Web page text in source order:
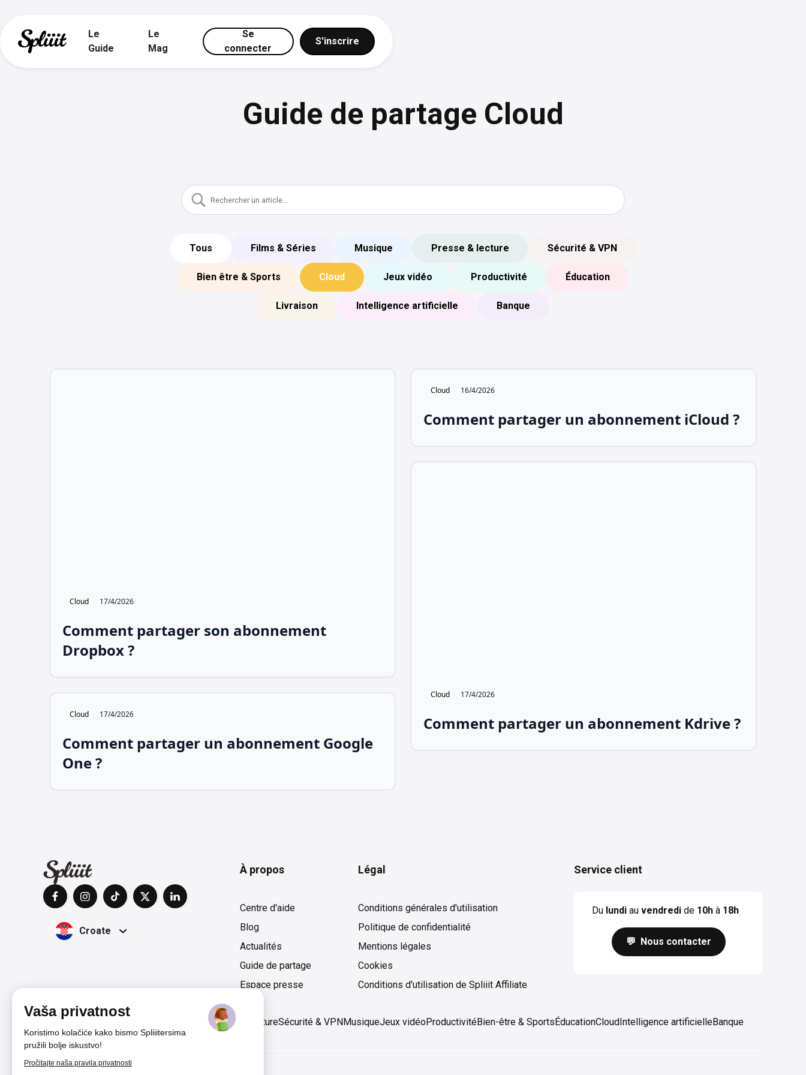
Vaša privatnost
Koristimo kolačiće kako bismo Spliiitersima
pružili bolje iskustvo!
Pročitajte naša pravila privatnosti
Le
Guide
Le
Mag
Se
connecter
S'inscrire
Guide de partage Cloud
Tous Films & Séries Musique Presse & lecture Sécurité & VPN
Bien être & Sports Cloud Jeux vidéo Productivité Éducation
Livraison Intelligence artificielle Banque
Cloud 17/4/2026
Comment partager son abonnement
Dropbox ?
Cloud 17/4/2026
Comment partager un abonnement Google
One ?
Cloud 16/4/2026
Comment partager un abonnement iCloud ?
Cloud 17/4/2026
Comment partager un abonnement Kdrive ?
Croate
À propos
Centre d'aide
Blog
Actualités
Guide de partage
Espace presse
Légal
Conditions générales d'utilisation
Politique de confidentialité
Mentions légales
Cookies
Cookies
Conditions d'utilisation de Spliiit Affiliate
Service client
Du lundi au vendredi de 10h à 18h
💬 Nous contacter
Films & Séries Presse & LectureSécurité & VPN MusiqueJeux vidéoProductivitéBien-être & Sports ÉducationCloud Intelligence artificielleBanque